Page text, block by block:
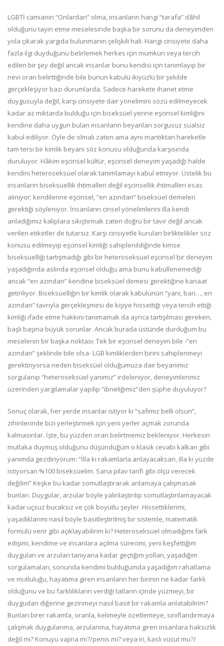
LGBTİ camianın “Onlardan” olma, insanların hangi “tarafa” dâhil
olduğunu tayin etme meselesinde başka bir sorunu da deneyimden
yola çıkarak yargıda bulunmanın çelişkili hali. Hangi cinsiyete daha
fazla ilgi duyduğunu belirlemek herkes için mümkün veya tercih
edilen bir şey değil ancak insanlar bunu kendisi için tanımlayıp bir
nevi oran belirttiğinde bile bunun kabulü ikiyüzlü bir şekilde
gerçekleşiyor bazı durumlarda. Sadece harekete ihanet etme
duygusuyla değil, karşı cinsiyete dair yönelimini sözü edilmeyecek
kadar az miktarda bulduğu için biseksüel yerine eşcinsel kimliğini
kendine daha uygun bulan insanların beyanları sorgusuz sualsiz
kabul ediliyor. Öyle de olmalı zaten ama aynı mantıktan hareketle
tam tersi bir kimlik beyanı söz konusu olduğunda karşısında
duruluyor. Hâkim eşcinsel kültür, eşcinsel deneyim yaşadığı halde
kendini heteroseksüel olarak tanımlamayı kabul etmiyor. Üstelik bu
insanların biseksüellik ihtimalleri değil eşcinsellik ihtimalleri esas
alınıyor; kendilerine eşcinsel, “en azından” biseksüel demeleri
gerektiği söyleniyor. İnsanların cinsel yönelimlerini illa kendi
anladığımız kalıplara sıkıştırmak zaten doğru bir tavır değil ancak
verilen etiketler de tutarsız. Karşı cinsiyetle kurulan birliktelikler söz
konusu edilmeyip eşcinsel kimliği sahiplenildiğinde kimse
biseksüelliği tartışmadığı gibi bir heteroseksüel eşcinsel bir deneyim
yaşadığında aslında eşcinsel olduğu ama bunu kabullenemediği
ancak “en azından” kendine biseksüel demesi gerektiğine kanaat
getiriliyor. Biseksüelliğin bir kimlik olarak kabulünün “yani, bari…, en
azından” tavrıyla gerçekleşmesi de kişiye hissettiği veya tercih ettiği
kimliği ifade etme hakkını tanımamak da ayrıca tartışılması gereken,
başlı başına büyük sorunlar. Ancak burada üstünde durduğum bu
meselenin bir başka noktası: Tek bir eşcinsel deneyim bile -“en
azından” şeklinde bile olsa- LGB kimliklerden birini sahiplenmeyi
gerektiriyorsa neden biseksüel olduğumuza dair beyanımız
sorgulanıp “heteroseksüel yanımız” irdeleniyor, deneyimlerimiz
üzerinden yargılamalar yapılıp “ibneliğimiz”den şüphe duyuluyor?
Sonuç olarak, her yerde insanlar istiyor ki “safımız belli olsun”,
zihinlerinde bizi yerleştirmek için yeni yerler açmak zorunda
kalmasınlar. İşte, bu yüzden oran belirtmemiz bekleniyor. Herkesin
mutlaka duymuş olduğunu düşündüğüm o klasik cevabı kalkan gibi
yanımda gezdiriyorum: “İlla ki rakamlarla anlayacaksan, illa ki yüzde
istiyorsan %100 biseksüelim. Sana pilav tarifi gibi ölçü verecek
değilim” Keşke bu kadar somutlaştırarak anlamaya çalışmasak
bunları. Duygular, arzular böyle yalınlaştırılıp somutlaştırılamayacak
kadar uçsuz bucaksız ve çok boyutlu şeyler. Hissettiklerimi,
yaşadıklarımı nasıl böyle basitleştirilmiş bir sistemle, matematik
formülü verir gibi açıklayabilirim ki? Heteroseksüel olmadığımı fark
edişimi, kendime ve insanlara açılma sürecimi, yeni keşfettiğim
duyguları ve arzuları tanıyana kadar geçtiğim yolları, yaşadığım
sorgulamaları, sonunda kendimi bulduğumda yaşadığım rahatlama
ve mutluluğu, hayatıma giren insanların her birinin ne kadar farklı
olduğunu ve bu farklılıkların verdiği tatların içinde yüzmeyi, bir
duygudan diğerine gezinmeyi nasıl basit bir rakamla anlatabilirim?
Bunları birer rakamla, oranla, kelimeyle özetlemeye, sınıflandırmaya
çalışmak duygularıma, arzularıma, hayatıma giren insanlara haksızlık
değil mi? Konuyu vajina mı?/penis mi? veya iri, kaslı vücut mu?/